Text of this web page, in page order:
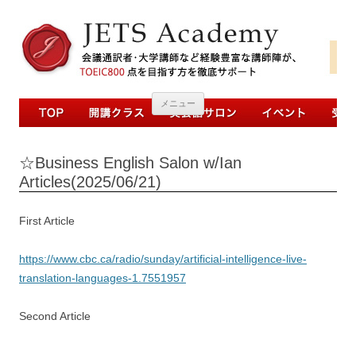
メニュー コンテンツへ移動
☆Business English Salon w/Ian
Articles(2025/06/21)
First Article
https://www.cbc.ca/radio/sunday/artificial-intelligence-live-
translation-languages-1.7551957
Second Article